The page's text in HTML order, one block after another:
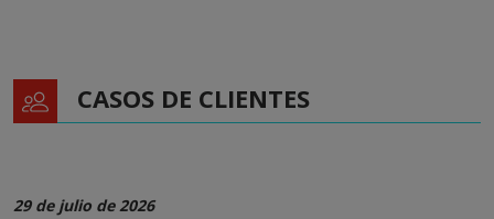
CASOS DE CLIENTES
29 de julio de 2026